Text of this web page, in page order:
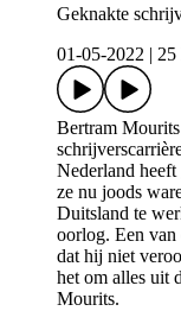
Geknakte
01-05-2022
25
Bertram
Nederland
ze nu joods
Duitsland te
oorlog. Een van
dat hij niet
het om alles uit
Mourits.